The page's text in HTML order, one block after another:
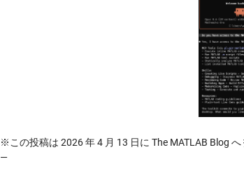
※この投稿は 2026 年 4 月 13 日に The MATLAB Blog へ
—